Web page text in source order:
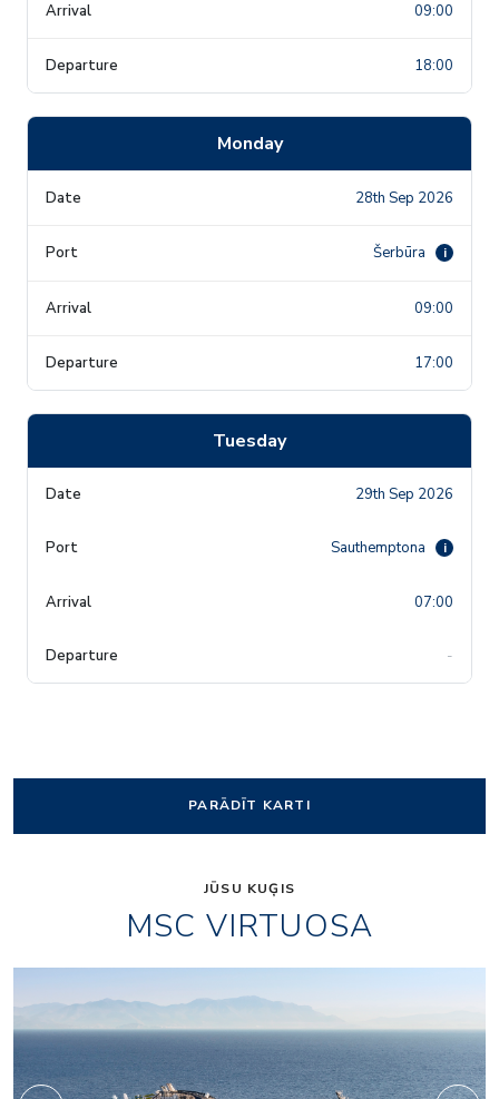
09:00
18:00
Monday
28th Sep 2026
Šerbūra i
09:00
17:00
Tuesday
29th Sep 2026
Sauthemptona i
07:00
-
PARĀDĪT KARTI
JŪSU KUĢIS
MSC VIRTUOSA